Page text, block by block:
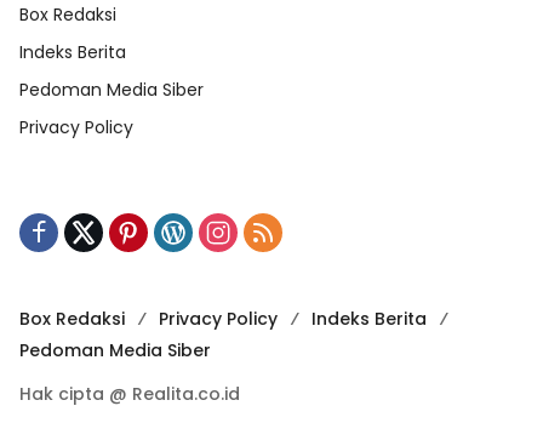
Box Redaksi
Indeks Berita
Pedoman Media Siber
Privacy Policy
Box Redaksi Privacy Policy
Indeks Berita
Pedoman Media Siber
Hak cipta @ Realita.co.id